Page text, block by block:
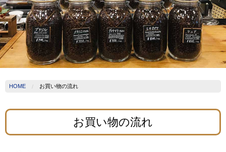
HOME お買い物の流れ
お買い物の流れ